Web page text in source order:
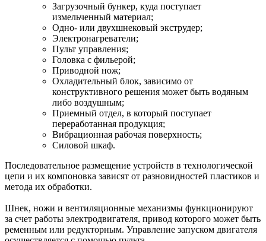
Загрузочный бункер, куда поступает
измельченный материал;
Одно- или двухшнековый экструдер;
Электронагреватели;
Пульт управления;
Головка с фильерой;
Приводной нож;
Охладительный блок, зависимо от
конструктивного решения может быть водяным
либо воздушным;
Приемный отдел, в который поступает
переработанная продукция;
Вибрационная рабочая поверхность;
Силовой шкаф.
Последовательное размещение устройств в технологической
цепи и их компоновка зависят от разновидностей пластиков и
метода их обработки.
Шнек, ножи и вентиляционные механизмы функционируют
за счет работы электродвигателя, привод которого может быть
ременным или редукторным. Управление запуском двигателя